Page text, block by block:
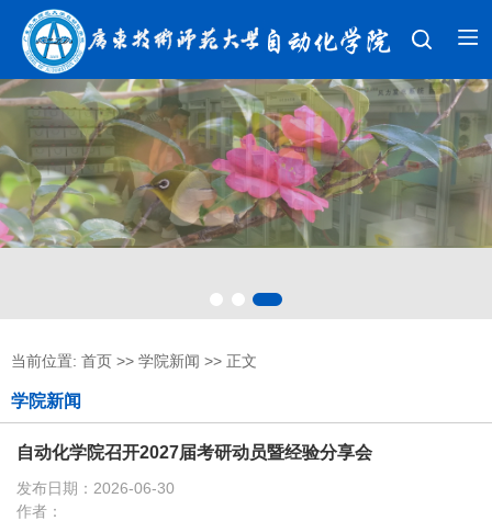
当前位置: 首页 >> 学院新闻 >> 正文
学院新闻
自动化学院召开2027届考研动员暨经验分享会
发布日期：2026-06-30
作者：